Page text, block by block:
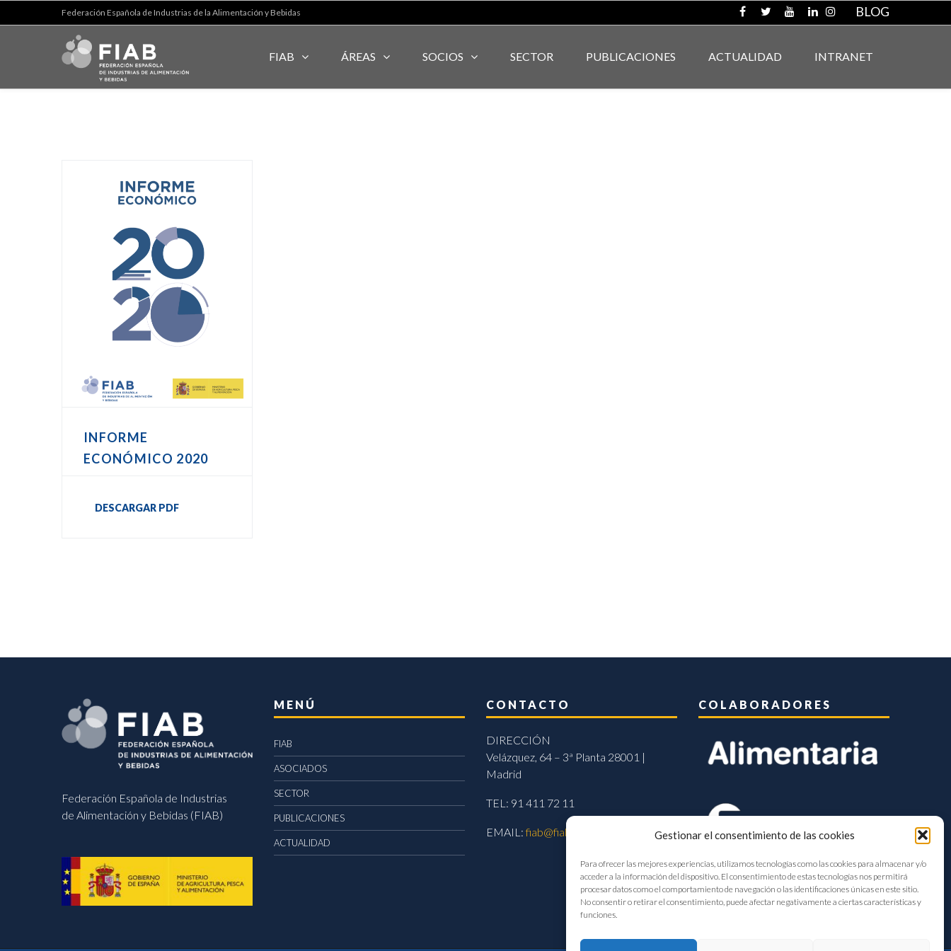
Gestionar el consentimiento de las cookies
Para ofrecer las mejores experiencias, utilizamos tecnologías como las cookies para almacenar y/o
acceder a la información del dispositivo. El consentimiento de estas tecnologías nos permitirá
procesar datos como el comportamiento de navegación o las identificaciones únicas en este sitio.
No consentir o retirar el consentimiento, puede afectar negativamente a ciertas características y
funciones.
Federación Española de Industrias de la Alimentación y Bebidas BLOG
FIAB ÁREAS SOCIOS SECTOR PUBLICACIONES ACTUALIDAD INTRANET
INFORME
ECONÓMICO 2020
DESCARGAR PDF
Federación Española de Industrias
de Alimentación y Bebidas (FIAB)
MENÚ
FIAB
ASOCIADOS
SECTOR
PUBLICACIONES
ACTUALIDAD
CONTACTO
DIRECCIÓN
Velázquez, 64 – 3ª Planta 28001 |
Madrid
TEL: 91 411 72 11
EMAIL:fiab@fiab.es
COLABORADORES